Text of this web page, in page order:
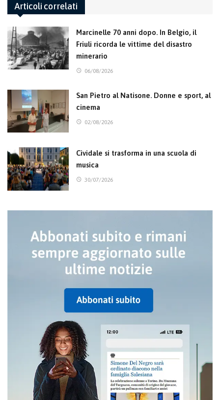
Articoli correlati
Marcinelle 70 anni dopo. In Belgio, il
Friuli ricorda le vittime del disastro
minerario
06/08/2026
San Pietro al Natisone. Donne e sport, al
cinema
02/08/2026
Cividale si trasforma in una scuola di
musica
30/07/2026